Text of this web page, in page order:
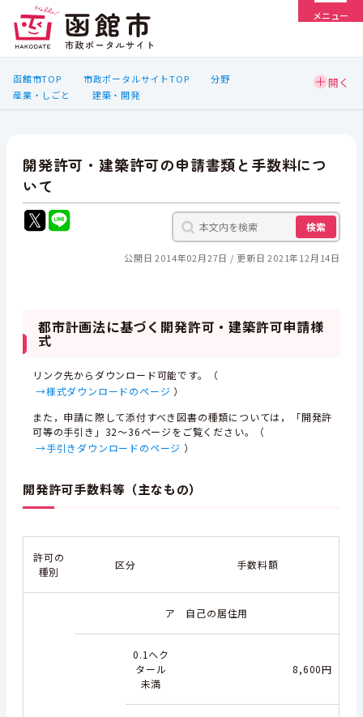
メニュー
函館市TOP 市政ポータルサイトTOP
分野
産業・しごと
建築・開発
開発許可・建築許可の申請書類と手数料につ
いて
検索
公開日 2014年02月27日 更新日 2021年12月14日
都市計画法に基づく開発許可・建築許可申請様
式
リンク先からダウンロード可能です。（
→様式ダウンロードのページ ）
また，申請に際して添付すべき図書の種類については，「開発許
可等の手引き」32～36ページをご覧ください。（
→手引きダウンロードのページ ）
開発許可手数料等（主なもの）
許可の
種別
区分 手数料額
ア 自己の居住用
0.1ヘク
タール
未満
8,600円